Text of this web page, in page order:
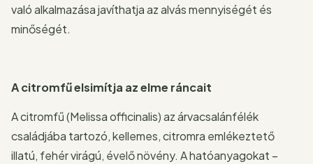
való alkalmazása javíthatja az alvás mennyiségét és
minőségét.
A citromfű elsimítja az elme ráncait
A citromfű (Melissa officinalis) az árvacsalánfélék
családjába tartozó, kellemes, citromra emlékeztető
illatú, fehér virágú, évelő növény. A hatóanyagokat –